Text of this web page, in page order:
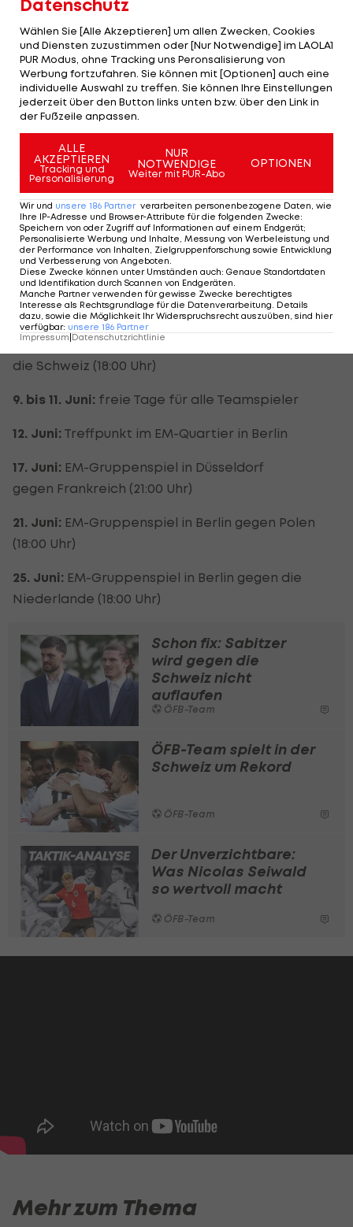
Bromwich Albion/ENG; 24/2)
Das ist der ÖFB-Kader für die EURO 2024
7. Juni:Bekanntgabe des endgültigen 26-Mann-
Kaders für die EURO 2024 (UEFA-Nennfrist)
8. Juni:Testspiel in St. Gallen gegen
die Schweiz (18:00 Uhr)
9. bis 11. Juni: freie Tage für alle Teamspieler
12. Juni: Treffpunkt im EM-Quartier in Berlin
17. Juni: EM-Gruppenspiel in Düsseldorf
gegen Frankreich (21:00 Uhr)
21. Juni: EM-Gruppenspiel in Berlin gegen Polen
(18:00 Uhr)
25. Juni: EM-Gruppenspiel in Berlin gegen die
Niederlande (18:00 Uhr)
Schon fix: Sabitzer
wird gegen die
Schweiz nicht
auflaufen
ÖFB-Team
ÖFB-Team spielt in der
Schweiz um Rekord
ÖFB-Team
Der Unverzichtbare:
Was Nicolas Seiwald
so wertvoll macht
ÖFB-Team
Mehr zum Thema
Datenschutz
Wählen Sie [Alle Akzeptieren] um allen Zwecken, Cookies
und Diensten zuzustimmen oder [Nur Notwendige] im LAOLA1
PUR Modus, ohne Tracking uns Peronsalisierung von
Werbung fortzufahren. Sie können mit [Optionen] auch eine
individuelle Auswahl zu treffen. Sie können Ihre Einstellungen
jederzeit über den Button links unten bzw. über den Link in
der Fußzeile anpassen.
ALLE
AKZEPTIEREN
Tracking und
Personalisierung
NUR
NOTWENDIGE
Weiter mit PUR-Abo
OPTIONEN
Wir und unsere 186 Partner verarbeiten personenbezogene Daten, wie
Ihre IP-Adresse und Browser-Attribute für die folgenden Zwecke:
Speichern von oder Zugriff auf Informationen auf einem Endgerät;
Personalisierte Werbung und Inhalte, Messung von Werbeleistung und
der Performance von Inhalten, Zielgruppenforschung sowie Entwicklung
und Verbesserung von Angeboten.
Diese Zwecke können unter Umständen auch: Genaue Standortdaten
und Identifikation durch Scannen von Endgeräten.
Manche Partner verwenden für gewisse Zwecke berechtigtes
Interesse als Rechtsgrundlage für die Datenverarbeitung. Details
dazu, sowie die Möglichkeit Ihr Widerspruchsrecht auszuüben, sind hier
verfügbar: unsere 186 Partner
Impressum Datenschutzrichtlinie